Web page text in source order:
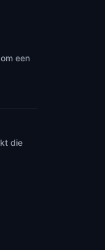
een
die